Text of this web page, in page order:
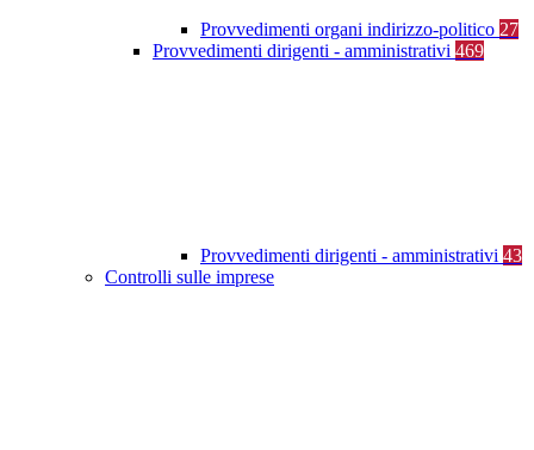
Provvedimenti organi indirizzo-politico 27
Provvedimenti dirigenti - amministrativi 469
Provvedimenti dirigenti - amministrativi 43
Controlli sulle imprese